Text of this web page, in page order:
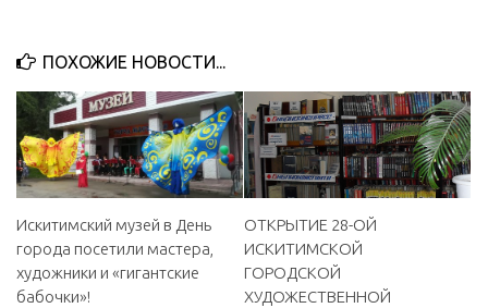
ПОХОЖИЕ НОВОСТИ...
Искитимский музей в День
города посетили мастера,
художники и «гигантские
бабочки»!
ОТКРЫТИЕ 28-ОЙ
ИСКИТИМСКОЙ
ГОРОДСКОЙ
ХУДОЖЕСТВЕННОЙ